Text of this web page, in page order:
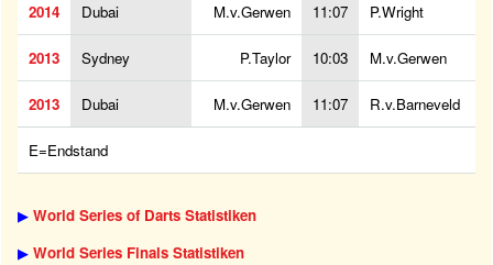
2014 Dubai M.v.Gerwen 11:07 P.Wright
2013 Sydney P.Taylor 10:03 M.v.Gerwen
2013 Dubai M.v.Gerwen 11:07 R.v.Barneveld
E=Endstand
▶ World Series of Darts Statistiken
▶ World Series Finals Statistiken